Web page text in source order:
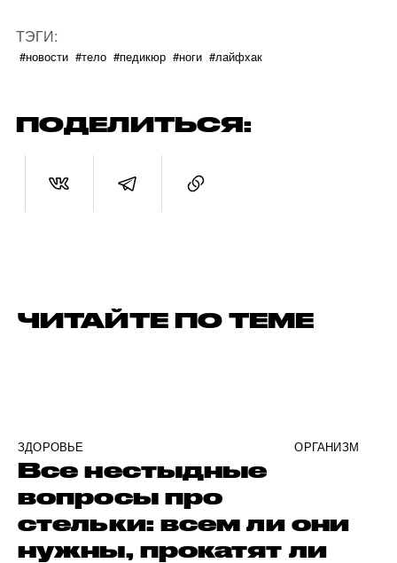
ТЭГИ:
#новости #тело #педикюр #ноги #лайфхак
ПОДЕЛИТЬСЯ:
ЧИТАЙТЕ ПО ТЕМЕ
ЗДОРОВЬЕ ОРГАНИЗМ
Все нестыдные
вопросы про
стельки: всем ли они
нужны, прокатят ли